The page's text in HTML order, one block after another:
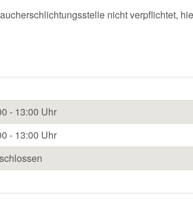
nicht verpflichtet,
- 13:00 Uhr
- 13:00 Uhr